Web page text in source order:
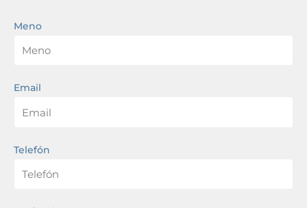
Meno
Email
Telefón